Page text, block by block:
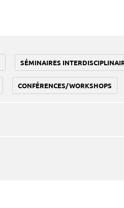
SÉMINAIRES
CONFÉRENCES/WORKSHOPS